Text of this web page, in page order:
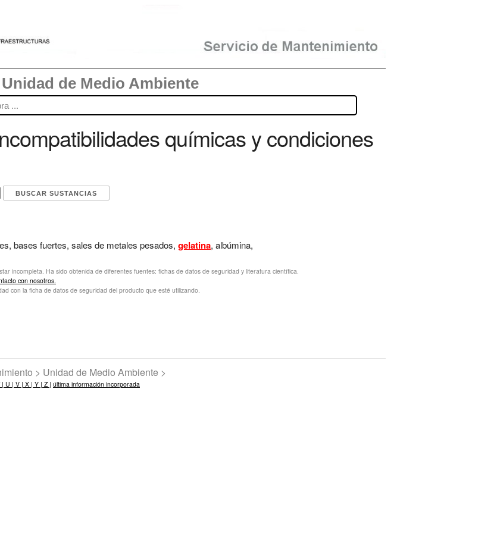
Unidad de Medio Ambiente
químicas y condiciones
bases fuertes, sales de metales pesados, gelatina, albúmina,
incompleta. Ha sido obtenida de diferentes fuentes: fichas de datos de seguridad y literatura científica.
con nosotros.
con la ficha de datos de seguridad del producto que esté utilizando.
> Unidad de Medio Ambiente >
| U | V | X | Y | Z | última información incorporada